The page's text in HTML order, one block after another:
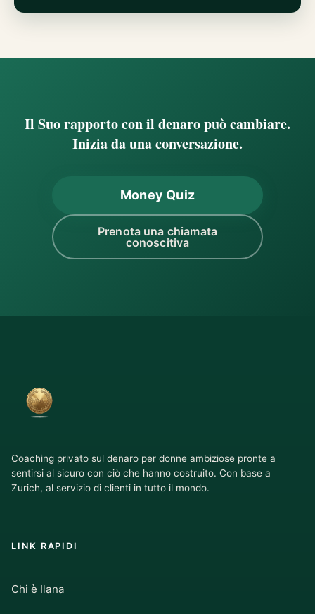
Il Suo rapporto con il denaro può cambiare.
Inizia da una conversazione.
Money Quiz
Prenota una chiamata
conoscitiva
Coaching privato sul denaro per donne ambiziose pronte a
sentirsi al sicuro con ciò che hanno costruito. Con base a
Zurich, al servizio di clienti in tutto il mondo.
LINK RAPIDI
Chi è Ilana